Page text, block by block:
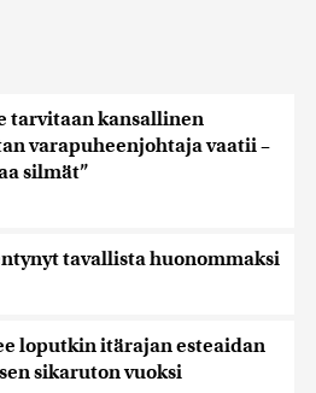
tarvitaan kansallinen
varapuheenjohtaja vaatii –
silmät”
tavallista huonommaksi
loputkin itärajan esteaidan
sikaruton vuoksi